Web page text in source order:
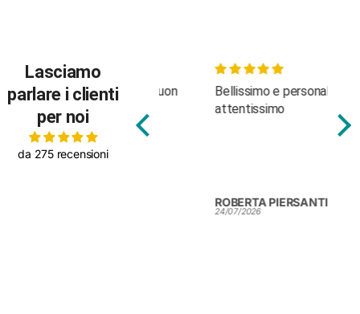
Lasciamo
parlare i clienti
per noi
da 275 recensioni
Body molto carino, buon
tessuto
Bellissimo e personale
attentissimo
ROBERTA PIERSANTI
24/07/2026